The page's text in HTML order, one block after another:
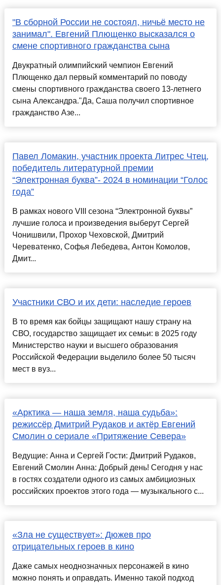
"В сборной России не состоял, ничьё место не
занимал". Евгений Плющенко высказался о
смене спортивного гражданства сына
Двукратный олимпийский чемпион Евгений
Плющенко дал первый комментарий по поводу
смены спортивного гражданства своего 13-летнего
сына Александра."Да, Саша получил спортивное
гражданство Азе...
Павел Ломакин, участник проекта Литрес Чтец,
победитель литературной премии
“Электронная буква”- 2024 в номинации “Голос
года”
В рамках нового VIII сезона “Электронной буквы”
лучшие голоса и произведения выберут Сергей
Чонишвили, Прохор Чеховской, Дмитрий
Череватенко, Софья Лебедева, Антон Комолов,
Дмит...
Участники СВО и их дети: наследие героев
В то время как бойцы защищают нашу страну на
СВО, государство защищает их семьи: в 2025 году
Министерство науки и высшего образования
Российской Федерации выделило более 50 тысяч
мест в вуз...
«Арктика — наша земля, наша судьба»:
режиссёр Дмитрий Рудаков и актёр Евгений
Смолин о сериале «Притяжение Севера»
Ведущие: Анна и Сергей Гости: Дмитрий Рудаков,
Евгений Смолин Анна: Добрый день! Сегодня у нас
в гостях создатели одного из самых амбициозных
российских проектов этого года — музыкального с...
«Зла не существует»: Дюжев про
отрицательных героев в кино
Даже самых неоднозначных персонажей в кино
можно понять и оправдать. Именно такой подход